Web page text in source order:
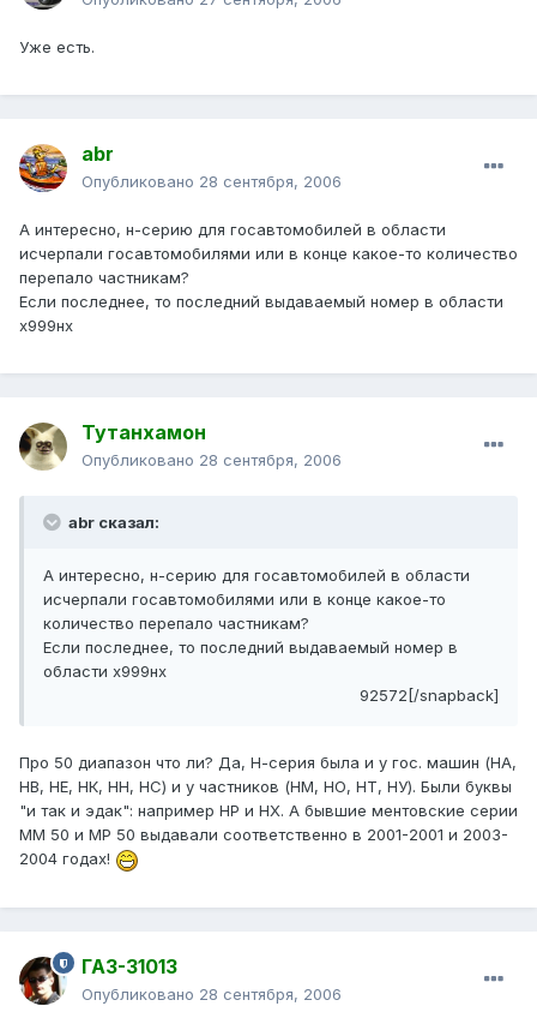
Уже есть.
abr
Опубликовано 28 сентября, 2006
А интересно, н-серию для госавтомобилей в области
исчерпали госавтомобилями или в конце какое-то количество
перепало частникам?
Если последнее, то последний выдаваемый номер в области
х999нх
Тутанхамон
Опубликовано 28 сентября, 2006
abr сказал:
А интересно, н-серию для госавтомобилей в области
исчерпали госавтомобилями или в конце какое-то
количество перепало частникам?
Если последнее, то последний выдаваемый номер в
области х999нх
92572[/snapback]
Про 50 диапазон что ли? Да, Н-серия была и у гос. машин (НА,
НВ, НЕ, НК, НН, НС) и у частников (НМ, НО, НТ, НУ). Были буквы
"и так и эдак": например НР и НХ. А бывшие ментовские серии
ММ 50 и МР 50 выдавали соответственно в 2001-2001 и 2003-
2004 годах!
ГАЗ-31013
Опубликовано 28 сентября, 2006